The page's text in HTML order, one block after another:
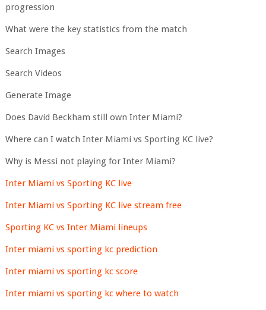
progression
What were the key statistics from the match
Search Images
Search Videos
Generate Image
Does David Beckham still own Inter Miami?
Where can I watch Inter Miami vs Sporting KC live?
Why is Messi not playing for Inter Miami?
Inter Miami vs Sporting KC live
Inter Miami vs Sporting KC live stream free
Sporting KC vs Inter Miami lineups
Inter miami vs sporting kc prediction
Inter miami vs sporting kc score
Inter miami vs sporting kc where to watch